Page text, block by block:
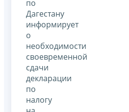
по
Дагестану
информирует
о
необходимости
своевременной
сдачи
декларации
по
налогу